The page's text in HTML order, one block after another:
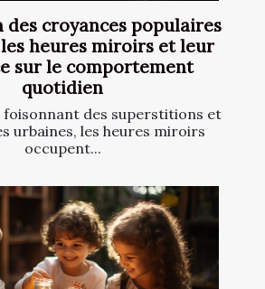
croyances populaires
heures miroirs et leur
sur le comportement
quotidien
foisonnant des superstitions et
urbaines, les heures miroirs
occupent...